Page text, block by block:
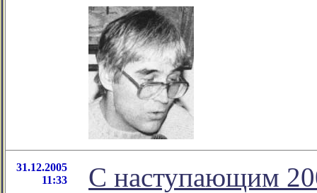
31.12.2005
11:33
С наступающим